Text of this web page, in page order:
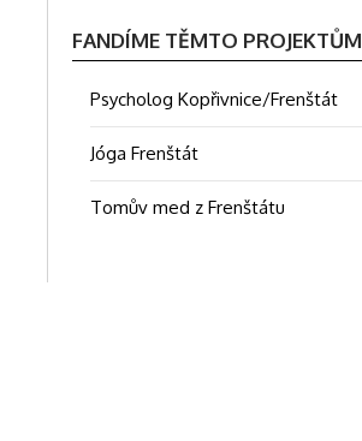
FANDÍME TĚMTO PROJEKTŮM
Psycholog Kopřivnice/Frenštát
Jóga Frenštát
Tomův med z Frenštátu